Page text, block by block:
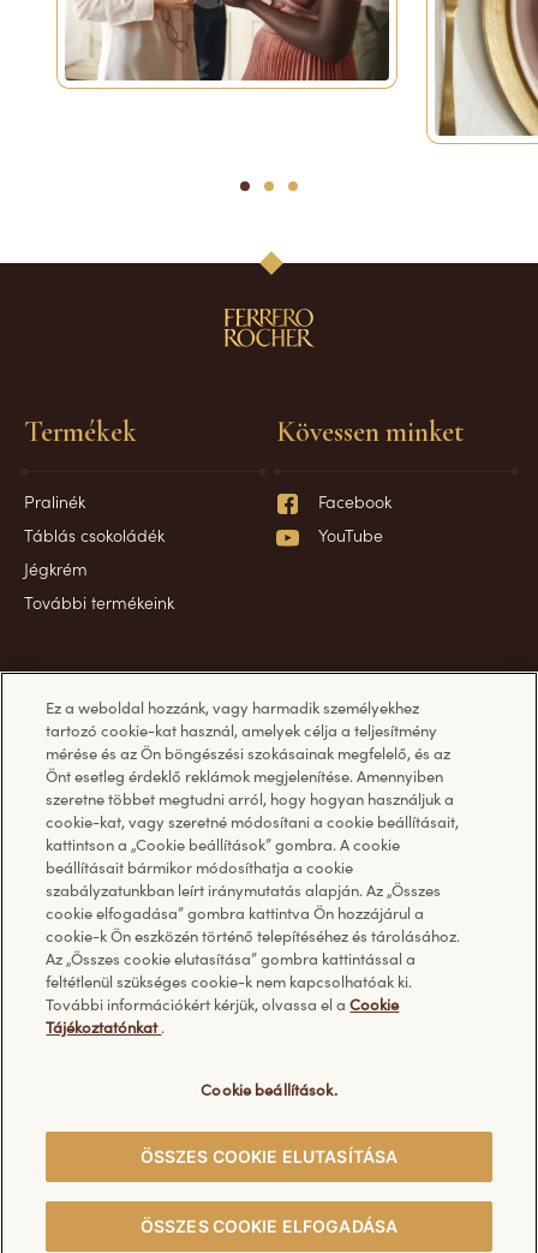
1 2 3
Termékek
Pralinék
Táblás csokoládék
Jégkrém
További termékeink
Kérdése van?
GYIK - Gyakran ismételt
kérdések
Kapcsolat
Információ
Cookie tájékoztató és cookie
beállítások
Ferrero adatkezelési
tájékoztató
Felhasználási feltételek
Impresszum
Kövessen minket
Facebook
YouTube
© Ferrero 2026. Minden jog fenntartva.
Fedezze fel a Ferrero további weboldalait:
Ez a weboldal hozzánk, vagy harmadik személyekhez
tartozó cookie-kat használ, amelyek célja a teljesítmény
mérése és az Ön böngészési szokásainak megfelelő, és az
Önt esetleg érdeklő reklámok megjelenítése. Amennyiben
szeretne többet megtudni arról, hogy hogyan használjuk a
cookie-kat, vagy szeretné módosítani a cookie beállításait,
kattintson a „Cookie beállítások” gombra. A cookie
beállításait bármikor módosíthatja a cookie
szabályzatunkban leírt iránymutatás alapján. Az „Összes
cookie elfogadása” gombra kattintva Ön hozzájárul a
cookie-k Ön eszközén történő telepítéséhez és tárolásához.
Az „Összes cookie elutasítása” gombra kattintással a
feltétlenül szükséges cookie-k nem kapcsolhatóak ki.
További információkért kérjük, olvassa el aCookie
Tájékoztatónkat.
Cookie beállítások.
ÖSSZES COOKIE ELUTASÍTÁSA
ÖSSZES COOKIE ELFOGADÁSA